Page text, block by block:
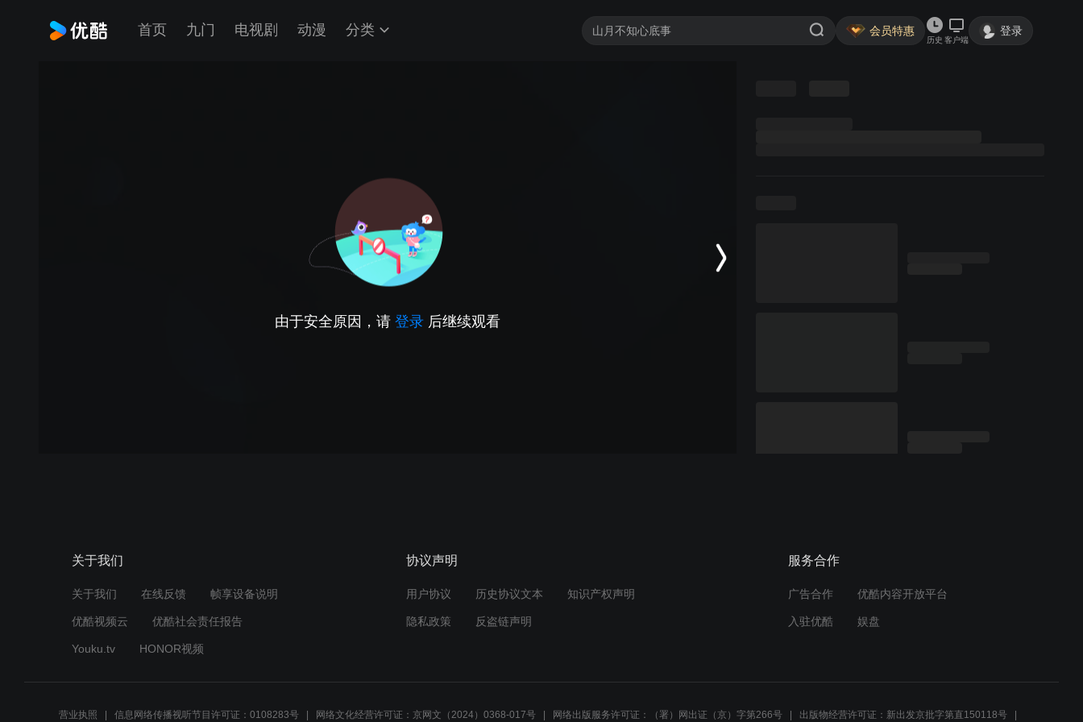
首页 九门 电视剧 动漫 分类 会员特惠
历史 客户端
登录
由于安全原因，请 登录 后继续观看
关于我们
关于我们 在线反馈 帧享设备说明
优酷视频云 优酷社会责任报告
Youku.tv HONOR视频
协议声明
用户协议 历史协议文本 知识产权声明
隐私政策 反盗链声明
服务合作
广告合作 优酷内容开放平台
入驻优酷 娱盘
营业执照 信息网络传播视听节目许可证：0108283号 网络文化经营许可证：京网文（2024）0368-017号 网络出版服务许可证：（署）网出证（京）字第266号 出版物经营许可证：新出发京批字第直150118号